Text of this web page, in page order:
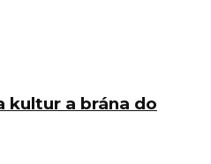
kultur a brána do